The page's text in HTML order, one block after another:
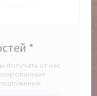
*
получать от нас